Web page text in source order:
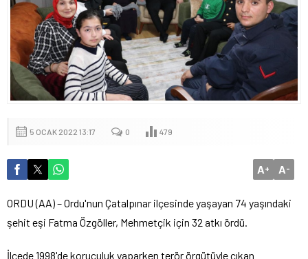
5 OCAK 2022 13:17 0 479
A+ A-
ORDU (AA) – Ordu'nun Çatalpınar ilçesinde yaşayan 74 yaşındaki
şehit eşi Fatma Özgöller, Mehmetçik için 32 atkı ördü.
İlçede 1998'de koruculuk yaparken terör örgütüyle çıkan